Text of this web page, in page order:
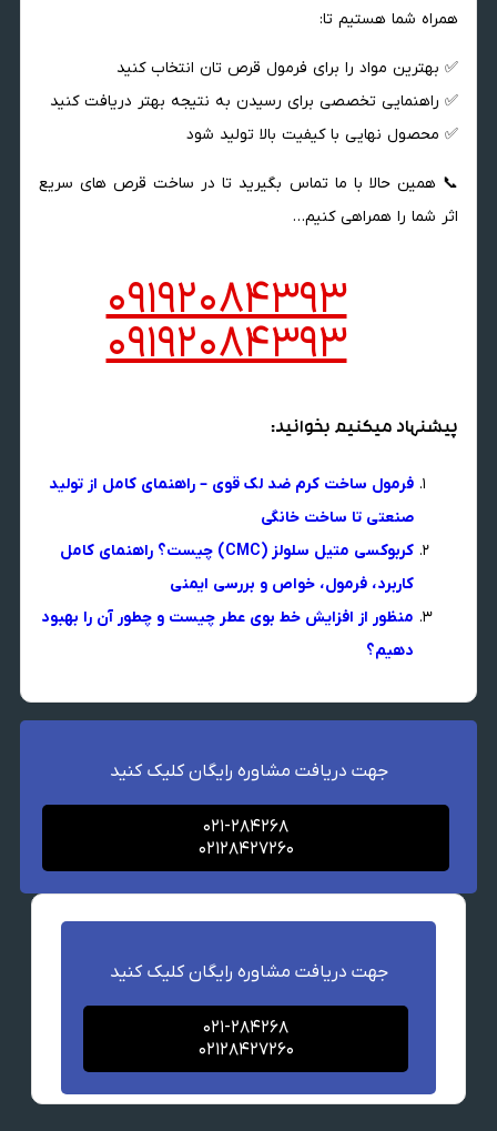
همراه شما هستیم تا:
✅ بهترین مواد را برای فرمول قرص تان انتخاب کنید
✅ راهنمایی تخصصی برای رسیدن به نتیجه بهتر دریافت کنید
✅ محصول نهایی با کیفیت بالا تولید شود
📞 همین حالا با ما تماس بگیرید تا در ساخت قرص های سریع
اثر شما را همراهی کنیم…
09192084393
09192084393
پیشنهاد میکنیم بخوانید:
فرمول ساخت کرم ضد لک قوی – راهنمای کامل از تولید
صنعتی تا ساخت خانگی
کربوکسی متیل سلولز (CMC) چیست؟ راهنمای کامل
کاربرد، فرمول، خواص و بررسی ایمنی
منظور از افزایش خط بوی عطر چیست و چطور آن را بهبود
دهیم؟
جهت دریافت مشاوره رایگان کلیک کنید
021-284268
02128427260
جهت دریافت مشاوره رایگان کلیک کنید
021-284268
02128427260